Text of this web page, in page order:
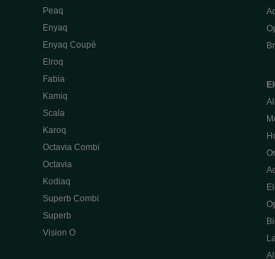
Peaq
Enyaq
Enyaq Coupé
Elroq
Fabia
Kamiq
Scala
Karoq
Octavia Combi
Octavia
Kodiaq
Superb Combi
Superb
Vision O